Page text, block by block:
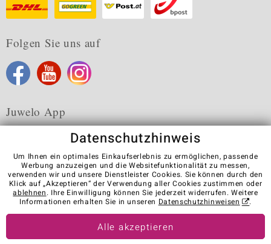
Folgen Sie uns auf
Juwelo App
Karriere AGB Datenschutz Cookies
Impressum
Kontakt
Vertrag widerrufen
Visit our stores in other countries:
Datenschutzhinweis
Um Ihnen ein optimales Einkaufserlebnis zu ermöglichen, passende
Werbung anzuzeigen und die Websitefunktionalität zu messen,
verwenden wir und unsere Dienstleister Cookies. Sie können durch den
Klick auf „Akzeptieren“ der Verwendung aller Cookies zustimmen oder
ablehnen. Ihre Einwilligung können Sie jederzeit widerrufen. Weitere
Informationen erhalten Sie in unseren Datenschutzhinweisen .
Alle akzeptieren